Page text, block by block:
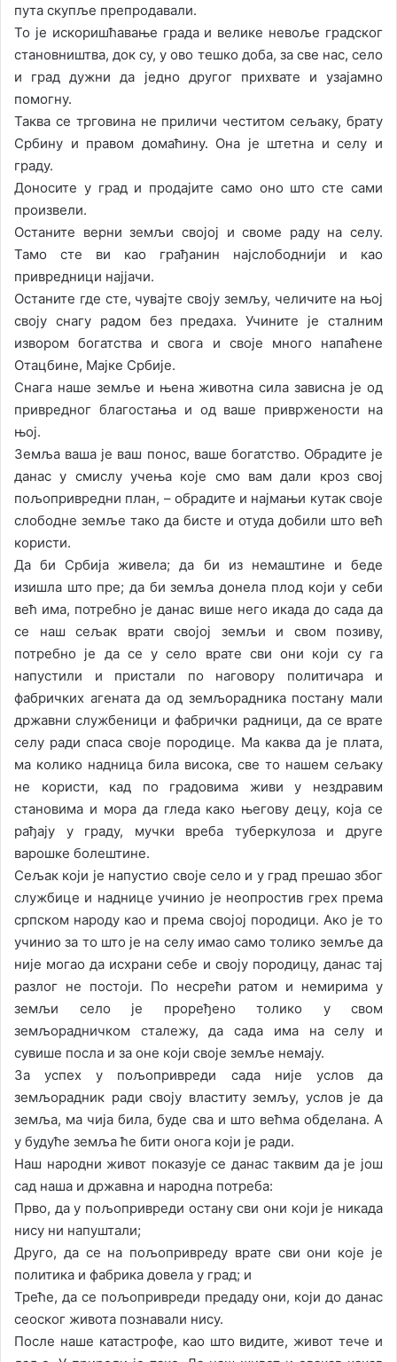
пута скупље препродавали.
То је искоришћавање града и велике невоље градског
становништва, док су, у ово тешко доба, за све нас, село
и град дужни да једно другог прихвате и узајамно
помогну.
Таква се трговина не приличи честитом сељаку, брату
Србину и правом домаћину. Она је штетна и селу и
граду.
Доносите у град и продајите само оно што сте сами
произвели.
Останите верни земљи својој и своме раду на селу.
Тамо сте ви као грађанин најслободнији и као
привредници најјачи.
Останите где сте, чувајте своју земљу, челичите на њој
своју снагу радом без предаха. Учините је сталним
извором богатства и свога и своје много напаћене
Отацбине, Мајке Србије.
Снага наше земље и њена животна сила зависна је од
привредног благостања и од ваше привржености на
њој.
Земља ваша је ваш понос, ваше богатство. Обрадите је
данас у смислу учења које смо вам дали кроз свој
пољопривредни план, – обрадите и најмањи кутак своје
слободне земље тако да бисте и отуда добили што већ
користи.
Да би Србија живела; да би из немаштине и беде
изишла што пре; да би земља донела плод који у себи
већ има, потребно је данас више него икада до сада да
се наш сељак врати својој земљи и свом позиву,
потребно је да се у село врате сви они који су га
напустили и пристали по наговору политичара и
фабричких агената да од земљорадника постану мали
државни службеници и фабрички радници, да се врате
селу ради спаса своје породице. Ма каква да је плата,
ма колико надница била висока, све то нашем сељаку
не користи, кад по градовима живи у нездравим
становима и мора да гледа како његову децу, која се
рађају у граду, мучки вреба туберкулоза и друге
варошке болештине.
Сељак који је напустио своје село и у град прешао због
службице и наднице учинио је неопростив грех према
српском народу као и према својој породици. Ако је то
учинио за то што је на селу имао само толико земље да
није могао да исхрани себе и своју породицу, данас тај
разлог не постоји. По несрећи ратом и немирима у
земљи село је проређено толико у свом
земљорадничком сталежу, да сада има на селу и
сувише посла и за оне који своје земље немају.
За успех у пољопривреди сада није услов да
земљорадник ради своју властиту земљу, услов је да
земља, ма чија била, буде сва и што већма обделана. А
у будуће земља ће бити онога који је ради.
Наш народни живот показује се данас таквим да је још
сад наша и државна и народна потреба:
Прво, да у пољопривреди остану сви они који је никада
нису ни напуштали;
Друго, да се на пољопривреду врате сви они које је
политика и фабрика довела у град; и
Треће, да се пољопривреди предаду они, који до данас
сеоског живота познавали нису.
После наше катастрофе, као што видите, живот тече и